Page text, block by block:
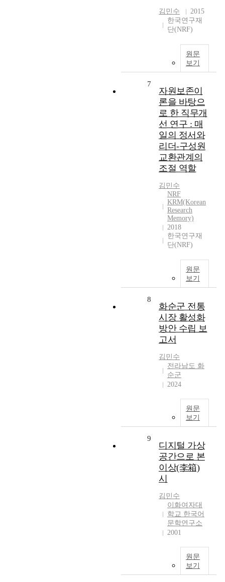
김민수
2015
한국연구재
단(NRF)
원문
보기
7
자원보존이
론을 바탕으
로 한 직무개
선 연구 : 매
일의 정서와
리더-구성원
교환관계의
조절 역할
김민수
NRF
KRM(Korean
Research
Memory)
2018
한국연구재
단(NRF)
원문
보기
8
화순군 전통
시장 활성화
방안 수립 보
고서
김민수
전라남도 화
순군
2024
원문
보기
9
디지털 가상
공간으로 본
이상(李箱)
시
김민수
이화여자대
학교 한국어
문학연구소
2001
원문
보기